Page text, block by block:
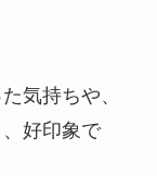
気持ちや、
好印象で